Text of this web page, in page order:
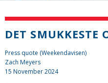
DET SMUKKESTE
Press quote (Weekendavisen)
Zach Meyers
15 November 2024